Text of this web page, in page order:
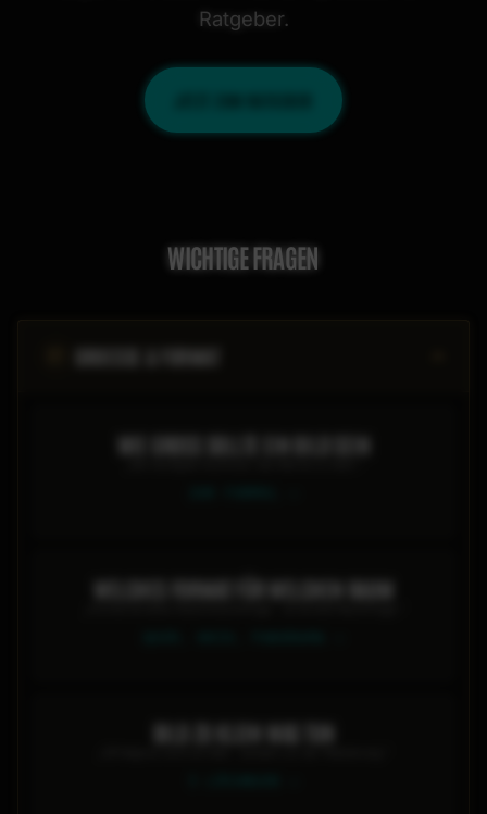
Ratgeber.
WICHTIGE FRAGEN
GROESSE & FORMAT
WIE GROSS SOLLTE EIN BILD SEIN
WELCHES FORMAT FÜR WELCHEN RAUM
BILD ZU KLEIN WAS TUN